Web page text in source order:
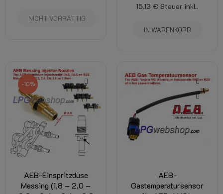
NICHT VORRÄTTIG
15,13 € Steuer inkl.
IN WARENKORB
-10%
AEB-Einspritzdüse
Messing (1,8 – 2,0 –
AEB-
Gastemperatursensor